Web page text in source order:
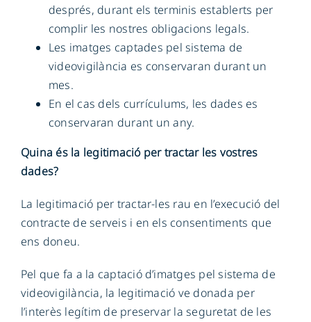
després, durant els terminis establerts per
complir les nostres obligacions legals.
Les imatges captades pel sistema de
videovigilància es conservaran durant un
mes.
En el cas dels currículums, les dades es
conservaran durant un any.
Quina és la legitimació per tractar les vostres
dades?
La legitimació per tractar-les rau en l’execució del
contracte de serveis i en els consentiments que
ens doneu.
Pel que fa a la captació d’imatges pel sistema de
videovigilància, la legitimació ve donada per
l’interès legítim de preservar la seguretat de les